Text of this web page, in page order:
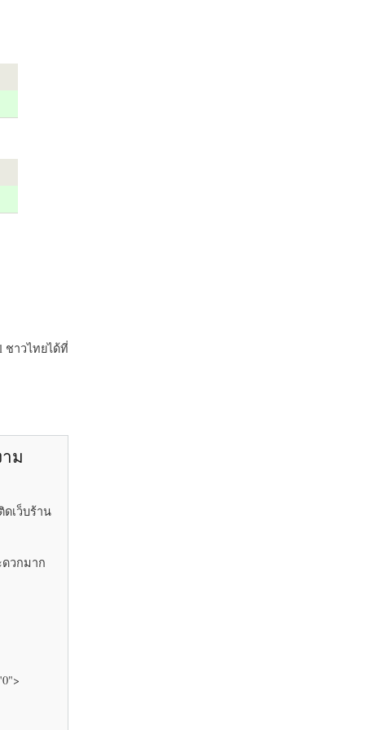
ชาวไทยได้ที่
ม
เว็บร้าน
ดวกมาก